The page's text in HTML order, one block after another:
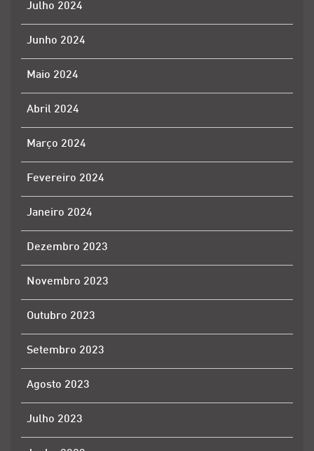
Julho 2024
Junho 2024
Maio 2024
Abril 2024
Março 2024
Fevereiro 2024
Janeiro 2024
Dezembro 2023
Novembro 2023
Outubro 2023
Setembro 2023
Agosto 2023
Julho 2023